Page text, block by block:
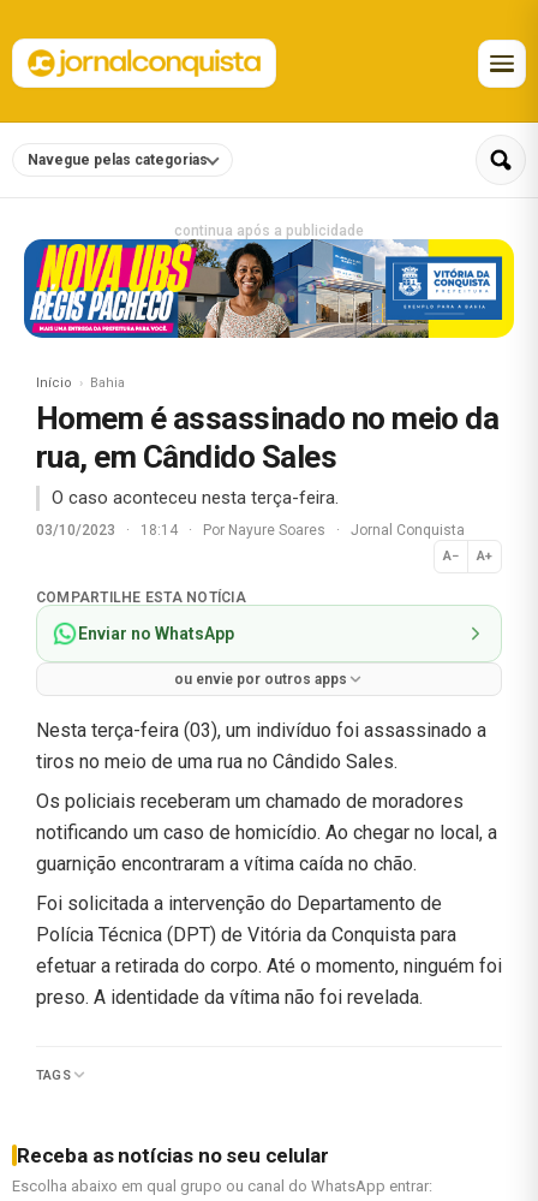
Navegue pelas categorias
continua após a publicidade
Início Bahia
Homem é assassinado no meio da
rua, em Cândido Sales
O caso aconteceu nesta terça-feira.
03/10/2023 · 18:14 · Por Nayure Soares · Jornal Conquista
A− A+
Normal
COMPARTILHE ESTA NOTÍCIA
Enviar no WhatsApp
ou envie por outros apps
Nesta terça-feira (03), um indivíduo foi assassinado a
tiros no meio de uma rua no Cândido Sales.
Os policiais receberam um chamado de moradores
notificando um caso de homicídio. Ao chegar no local, a
guarnição encontraram a vítima caída no chão.
Foi solicitada a intervenção do Departamento de
Polícia Técnica (DPT) de Vitória da Conquista para
efetuar a retirada do corpo. Até o momento, ninguém foi
preso. A identidade da vítima não foi revelada.
TAGS
Receba as notícias no seu celular
Escolha abaixo em qual grupo ou canal do WhatsApp entrar: